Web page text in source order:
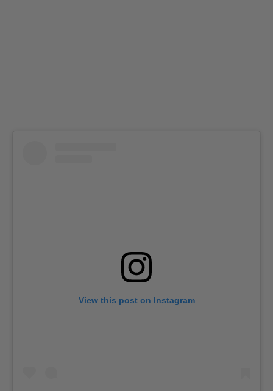
View this post on Instagram